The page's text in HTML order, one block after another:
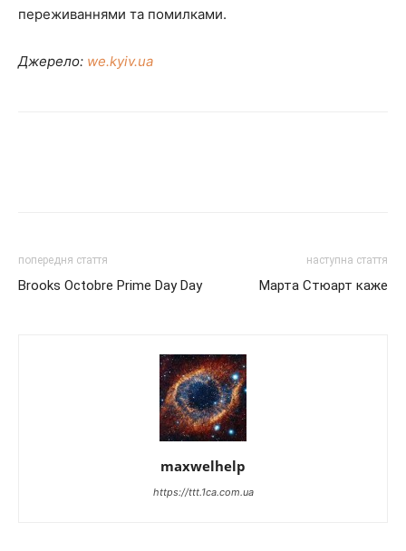
переживаннями та помилками.
Джерело: we.kyiv.ua
попередня стаття
Brooks Octobre Prime Day Day
наступна стаття
Марта Стюарт каже
maxwelhelp
https://ttt.1ca.com.ua